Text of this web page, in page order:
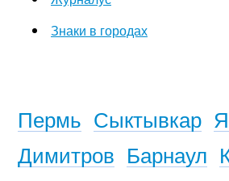
Знаки в городах
Пермь Сыктывкар
Димитров Барнаул